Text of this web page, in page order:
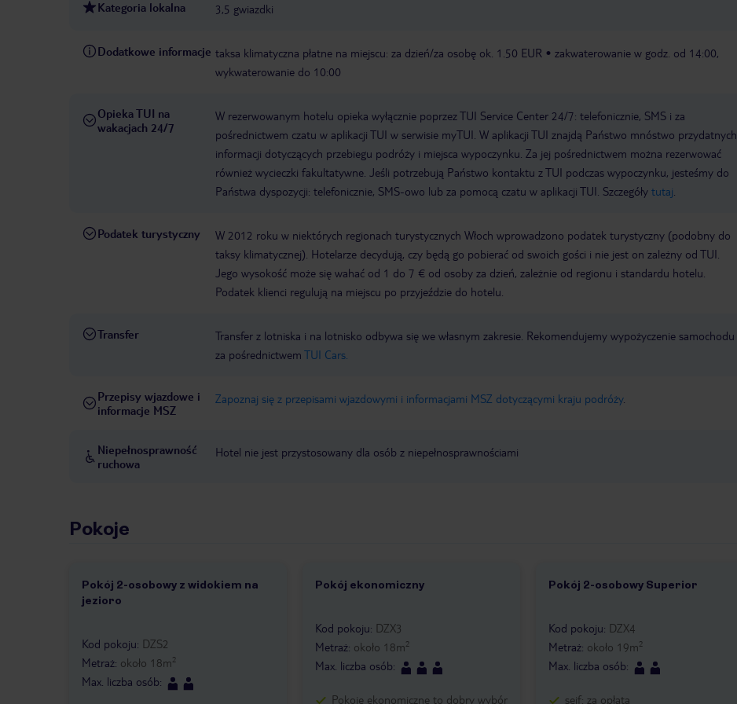
Kategoria lokalna 3,5 gwiazdki
Dodatkowe informacje taksa klimatyczna płatne na miejscu: za dzień/za osobę ok. 1.50 EUR
zakwaterowanie w godz. od 14:00,
wykwaterowanie do 10:00
Opieka TUI na
wakacjach 24/7
W rezerwowanym hotelu opieka wyłącznie poprzez TUI Service Center 24/7: telefonicznie, SMS i za
pośrednictwem czatu w aplikacji TUI w serwisie myTUI. W aplikacji TUI znajdą Państwo mnóstwo przydatnych
informacji dotyczących przebiegu podróży i miejsca wypoczynku. Za jej pośrednictwem można rezerwować
również wycieczki fakultatywne. Jeśli potrzebują Państwo kontaktu z TUI podczas wypoczynku, jesteśmy do
Państwa dyspozycji: telefonicznie, SMS-owo lub za pomocą czatu w aplikacji TUI. Szczegóły tutaj
Podatek turystyczny
W 2012 roku w niektórych regionach turystycznych Włoch wprowadzono podatek turystyczny (podobny do
taksy klimatycznej). Hotelarze decydują, czy będą go pobierać od swoich gości i nie jest on zależny od TUI.
Jego wysokość może się wahać od 1 do 7 € od osoby za dzień, zależnie od regionu i standardu hotelu.
Podatek klienci regulują na miejscu po przyjeździe do hotelu.
Transfer
Transfer z lotniska i na lotnisko odbywa się we własnym zakresie. Rekomendujemy wypożyczenie samochodu
za pośrednictwem TUI Cars.
Przepisy wjazdowe i
informacje MSZ
Zapoznaj się z przepisami wjazdowymi i informacjami MSZ dotyczącymi kraju podróży.
Niepełnosprawność
ruchowa
Hotel nie jest przystosowany dla osób z niepełnosprawnościami
Pokoje
Pokój 2-osobowy z widokiem na
jezioro
1 /2
Kod pokoju: DZS2
Metraż: około 18m2
Max. liczba osób:
Pokój ekonomiczny
1 / 2
Kod pokoju: DZX3
Metraż: około 18m2
Max. liczba osób:
Pokoje ekonomiczne to dobry wybór
Pokój 2-osobowy Superior
1 / 1
Kod pokoju: DZX4
Metraż: około 19m2
Max. liczba osób:
sejf: za opłatą